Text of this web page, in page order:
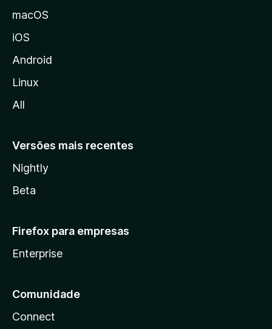
z
i
a
macOS
iOS
Android
Linux
All
Versões mais recentes
Nightly
Beta
Firefox para empresas
Enterprise
Comunidade
Connect